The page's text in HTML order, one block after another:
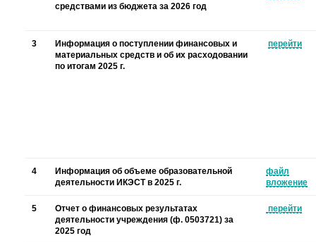
средствами из бюджета за 2026 год
3
Информация о поступлении финансовых и
материальных средств и об их расходовании
по итогам 2025 г.
перейти
4
Информация об объеме образовательной
деятельности ИКЭСТ в 2025 г.
файл
вложение
5
Отчет о финансовых результатах
деятельности учреждения (ф. 0503721) за
2025 год
перейти